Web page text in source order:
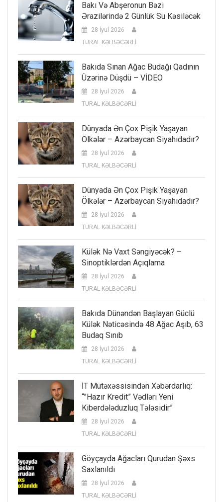
Bakı Və Abşeronun Bəzi
Ərazilərində 2 Günlük Su Kəsiləcək
28 İyul 2026
TURAL KƏLBƏCƏRLİ
Bakıda Sınan Ağac Budağı Qadının
Üzərinə Düşdü – VİDEO
28 İyul 2026
TURAL KƏLBƏCƏRLİ
Dünyada Ən Çox Pişik Yaşayan
Ölkələr – Azərbaycan Siyahıdadır?
28 İyul 2026
TURAL KƏLBƏCƏRLİ
Dünyada Ən Çox Pişik Yaşayan
Ölkələr – Azərbaycan Siyahıdadır?
28 İyul 2026
TURAL KƏLBƏCƏRLİ
Külək Nə Vaxt Səngiyəcək? –
Sinoptiklərdən Açıqlama
28 İyul 2026
TURAL KƏLBƏCƏRLİ
Bakıda Dünəndən Başlayan Güclü
Külək Nəticəsində 48 Ağac Aşıb, 63
Budaq Sınıb
28 İyul 2026
TURAL KƏLBƏCƏRLİ
İT Mütəxəssisindən Xəbərdarlıq:
“”Hazır Kredit” Vədləri Yeni
Kiberdələduzluq Tələsidir”
28 İyul 2026
TURAL KƏLBƏCƏRLİ
Göyçayda Ağacları Qurudan Şəxs
Saxlanıldı
28 İyul 2026
TURAL KƏLBƏCƏRLİ